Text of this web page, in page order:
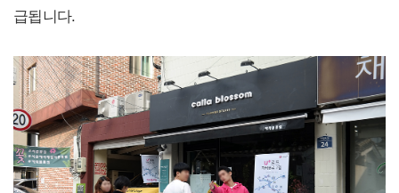
급됩니다.